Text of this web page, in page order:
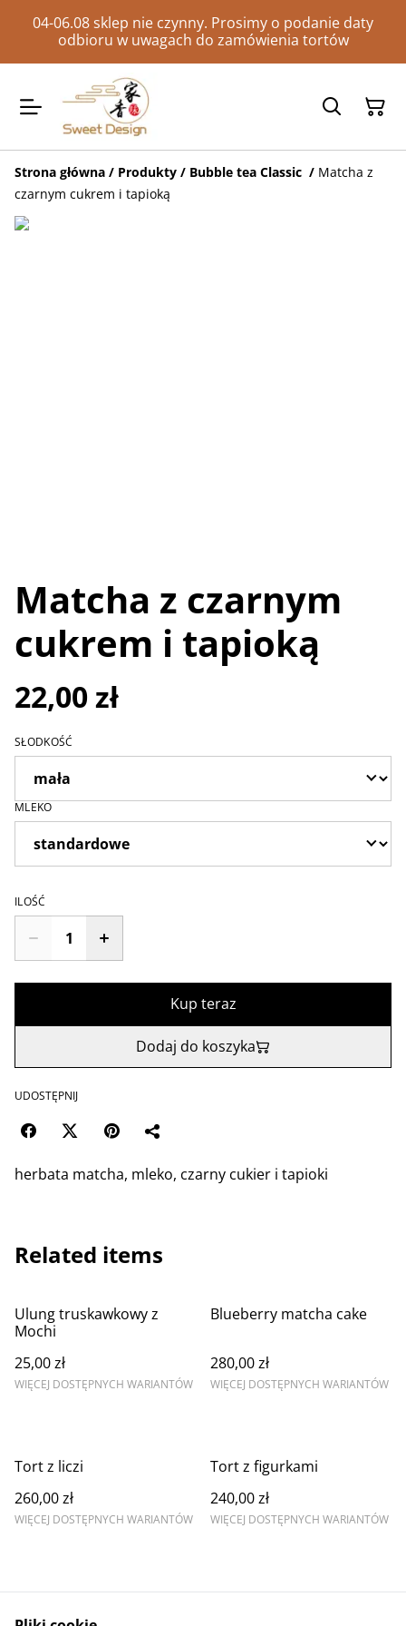
04-06.08 sklep nie czynny. Prosimy o podanie daty
odbioru w uwagach do zamówienia tortów
Strona główna / Produkty / Bubble tea Classic / Matcha z
czarnym cukrem i tapioką
Matcha z czarnym
cukrem i tapioką
22,00 zł
SŁODKOŚĆ
MLEKO
ILOŚĆ
Kup teraz
Dodaj do koszyka
UDOSTĘPNIJ
herbata matcha, mleko, czarny cukier i tapioki
Related items
Ulung truskawkowy z
Mochi
25,00 zł
WIĘCEJ DOSTĘPNYCH WARIANTÓW
Blueberry matcha cake
280,00 zł
WIĘCEJ DOSTĘPNYCH WARIANTÓW
Tort z liczi
260,00 zł
WIĘCEJ DOSTĘPNYCH WARIANTÓW
Tort z figurkami
240,00 zł
WIĘCEJ DOSTĘPNYCH WARIANTÓW